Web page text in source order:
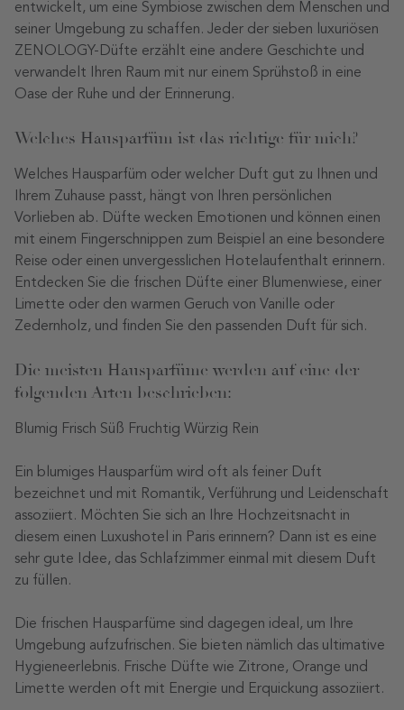
entwickelt, um eine Symbiose zwischen dem Menschen und
seiner Umgebung zu schaffen. Jeder der sieben luxuriösen
ZENOLOGY-Düfte erzählt eine andere Geschichte und
verwandelt Ihren Raum mit nur einem Sprühstoß in eine
Oase der Ruhe und der Erinnerung.
Welches Hausparfüm ist das richtige für mich?
Welches Hausparfüm oder welcher Duft gut zu Ihnen und
Ihrem Zuhause passt, hängt von Ihren persönlichen
Vorlieben ab. Düfte wecken Emotionen und können einen
mit einem Fingerschnippen zum Beispiel an eine besondere
Reise oder einen unvergesslichen Hotelaufenthalt erinnern.
Entdecken Sie die frischen Düfte einer Blumenwiese, einer
Limette oder den warmen Geruch von Vanille oder
Zedernholz, und finden Sie den passenden Duft für sich.
Die meisten Hausparfüme werden auf eine der
folgenden Arten beschrieben:
Blumig Frisch Süß Fruchtig Würzig Rein
Ein blumiges Hausparfüm wird oft als feiner Duft
bezeichnet und mit Romantik, Verführung und Leidenschaft
assoziiert. Möchten Sie sich an Ihre Hochzeitsnacht in
diesem einen Luxushotel in Paris erinnern? Dann ist es eine
sehr gute Idee, das Schlafzimmer einmal mit diesem Duft
zu füllen.
Die frischen Hausparfüme sind dagegen ideal, um Ihre
Umgebung aufzufrischen. Sie bieten nämlich das ultimative
Hygieneerlebnis. Frische Düfte wie Zitrone, Orange und
Limette werden oft mit Energie und Erquickung assoziiert.